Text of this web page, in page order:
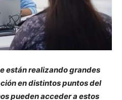
están realizando grandes
en distintos puntos del
pueden acceder a estos